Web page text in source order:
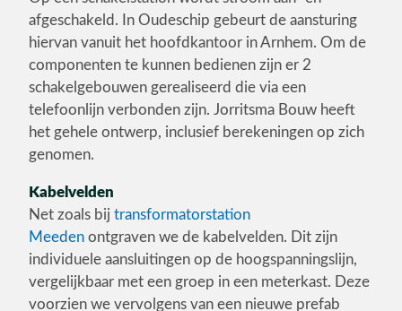
afgeschakeld. In Oudeschip gebeurt de aansturing
hiervan vanuit het hoofdkantoor in Arnhem. Om de
componenten te kunnen bedienen zijn er 2
schakelgebouwen gerealiseerd die via een
telefoonlijn verbonden zijn. Jorritsma Bouw heeft
het gehele ontwerp, inclusief berekeningen op zich
genomen.
Kabelvelden
Net zoals bij transformatorstation
Meeden ontgraven we de kabelvelden. Dit zijn
individuele aansluitingen op de hoogspanningslijn,
vergelijkbaar met een groep in een meterkast. Deze
voorzien we vervolgens van een nieuwe prefab